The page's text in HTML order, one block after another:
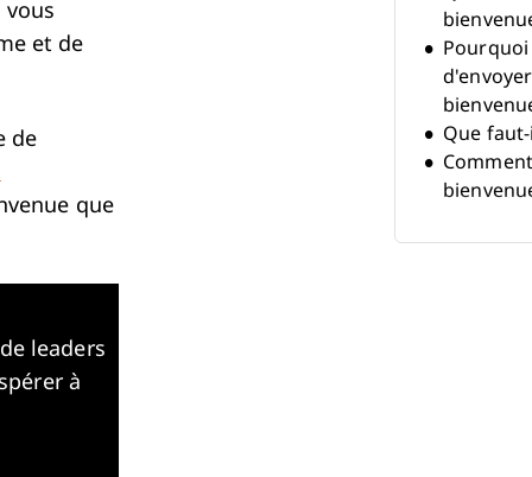
et de
de
que
leaders
à
Que
pour